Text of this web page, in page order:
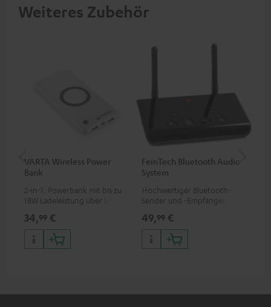
Weiteres Zubehör
VARTA Wireless Power
Bank
2-in-1: Powerbank mit bis zu
18W Ladeleistung über USB
bis zu 10W Ladestrom
34,99 €
FeinTech Bluetooth Audio
System
Hochwertiger Bluetooth-
Sender und -Empfänger,
Bluetooth-Kopfhörer oder
Komplettanlagen sowie
Soundbars
49,99 €